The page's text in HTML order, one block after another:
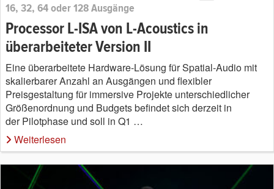
16, 32, 64 oder 128 Ausgänge
Processor L-ISA von L-Acoustics in
überarbeiteter Version II
Eine überarbeitete Hardware-Lösung für Spatial-Audio mit
skalierbarer Anzahl an Ausgängen und flexibler
Preisgestaltung für immersive Projekte unterschiedlicher
Größenordnung und Budgets befindet sich derzeit in
der Pilotphase und soll in Q1 …
Weiterlesen